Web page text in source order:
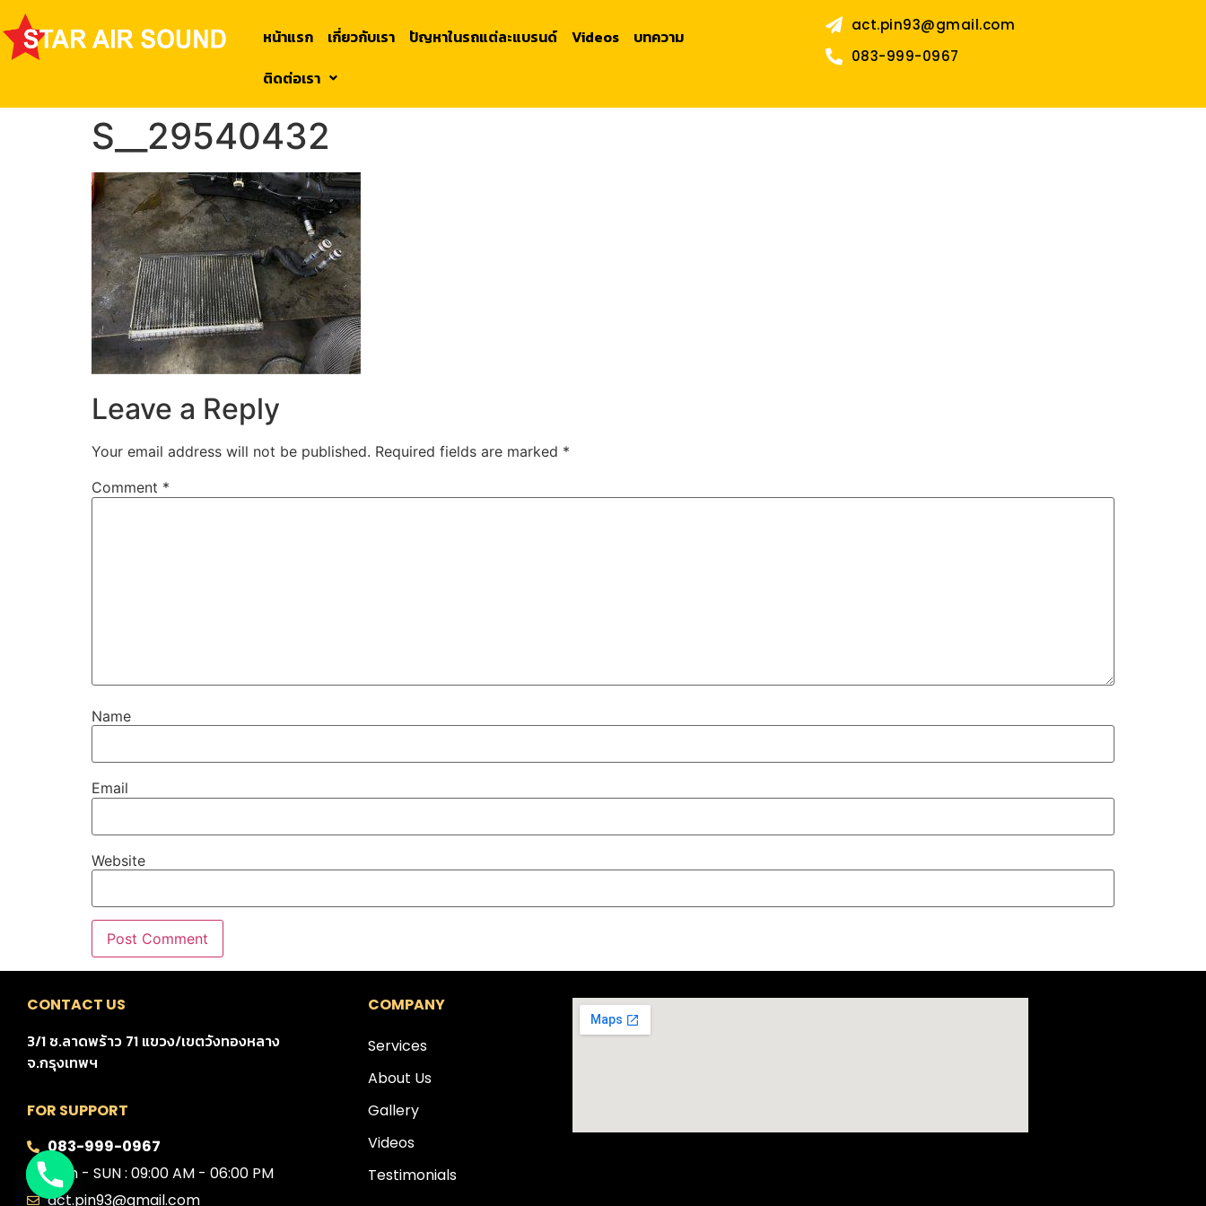
หน้าแรก เกี่ยวกับเรา ปัญหาในรถแต่ละแบรนด์ Videos
บทความ
ติดต่อเรา
act.pin93@gmail.com
083-999-0967
S__29540432
Leave a Reply
Your email address will not be published. Required fields are marked *
Comment *
Name
Email
Website
CONTACT US
3/1 ซ.ลาดพร้าว 71 แขวง/เขตวังทองหลาง
จ.กรุงเทพฯ
FOR SUPPORT
083-999-0967
Mon - SUN : 09:00 AM - 06:00 PM
act.pin93@gmail.com
COMPANY
Services
About Us
Gallery
Videos
Testimonials